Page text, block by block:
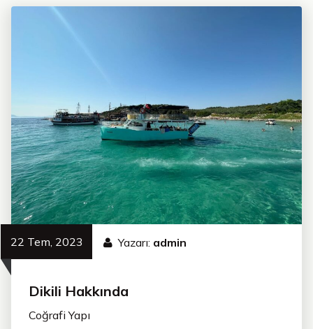
22 Tem, 2023 Yazarı: admin
Dikili Hakkında
Coğrafi Yapı